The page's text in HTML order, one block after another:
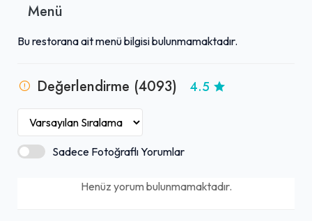
Menü
Bu restorana ait menü bilgisi bulunmamaktadır.
Değerlendirme (4093) 4.5
Sadece Fotoğraflı Yorumlar
Henüz yorum bulunmamaktadır.